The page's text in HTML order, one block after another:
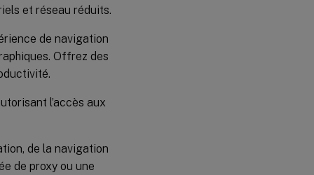
et réseau réduits.
de navigation
Offrez des
l’accès aux
de la navigation
de proxy ou une